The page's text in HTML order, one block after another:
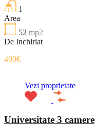
1
Area
52 mp2
De Inchiriat
400€
Vezi proprietate
Universitate 3 camere